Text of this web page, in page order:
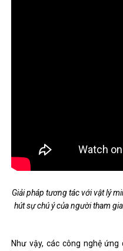
Giải pháp tương tác với vật lý
hút sự chú ý của người tham
Như vậy, các công nghệ